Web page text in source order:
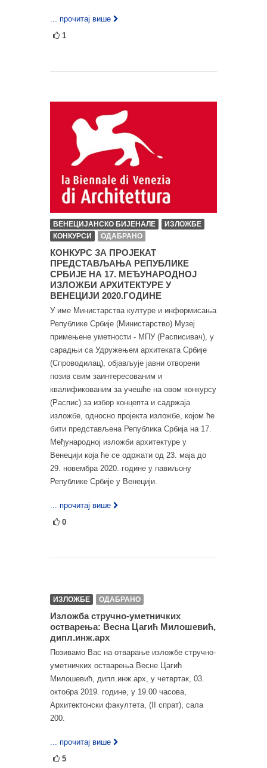
... прочитај више
1
ВЕНЕЦИЈАНСКО БИЈЕНАЛЕ
ИЗЛОЖБЕ
КОНКУРСИ
ОДАБРАНО
КОНКУРС ЗА ПРОЈЕКАТ
ПРЕДСТАВЉАЊА РЕПУБЛИКЕ
СРБИЈЕ НА 17. МЕЂУНАРОДНОЈ
ИЗЛОЖБИ АРХИТЕКТУРЕ У
ВЕНЕЦИЈИ 2020.ГОДИНЕ
У име Министарства културе и информисања
Републике Србије (Министарство) Музеј
примењене уметности - МПУ (Расписивач), у
сарадњи са Удружењем архитеката Србије
(Спроводилац), објављује јавни отворени
позив свим заинтересованим и
квалификованим за учешће на овом конкурсу
(Распис) за избор концепта и садржаја
изложбе, односно пројекта изложбе, којом ће
бити представљена Република Србија на 17.
Међународној изложби архитектуре у
Венецији која ће се одржати од 23. маја до
29. новембра 2020. године у павиљону
Републике Србије у Венецији.
... прочитај више
0
ИЗЛОЖБЕ ОДАБРАНО
Изложба стручно-уметничких
остварења: Весна Цагић Милошевић,
дипл.инж.арх
Позивамо Вас на отварање изложбе стручно-
уметничких остварења Весне Цагић
Милошевић, дипл.инж.арх, у четвртак, 03.
октобра 2019. године, у 19.00 часова,
Архитектонски факултета, (II спрат), сала
200.
... прочитај више
5